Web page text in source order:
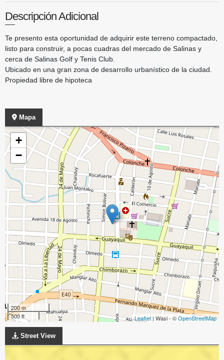
Descripción Adicional
Te presento esta oportunidad de adquirir este terreno compactado,
listo para construir, a pocas cuadras del mercado de Salinas y
cerca de Salinas Golf y Tenis Club.
Ubicado en una gran zona de desarrollo urbanístico de la ciudad.
Propiedad libre de hipoteca
Mapa
+
−
200 m
500 ft
Leaflet | Wasi - ©OpenStreetMap
Street View